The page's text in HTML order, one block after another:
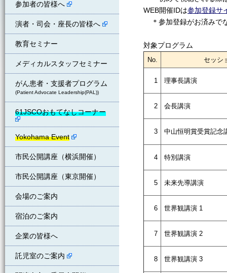
WEB開催IDは参加登録サ
＊参加登録がお済みで
対象プログラム
No. セッシ
1 理事長講演
2 会長講演
3 中山恒明賞受賞記念
4 特別講演
5 未来先導講演
6 世界観講演 1
7 世界観講演 2
8 世界観講演 3
参加者の皆様へ
演者・司会・座長の皆様へ
教育セミナー
メディカルスタッフセミナー
がん患者・支援者プログラム
(Patient Advocate Leadership(PAL))
61JSCOおもてなしコーナー
Yokohama Event
市民公開講座（横浜開催）
市民公開講座（東京開催）
会場のご案内
宿泊のご案内
企業の皆様へ
託児室のご案内